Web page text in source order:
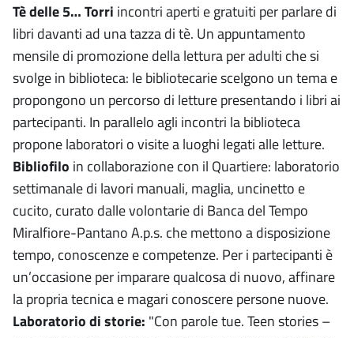
Tè delle 5… Torri incontri aperti e gratuiti per parlare di
libri davanti ad una tazza di tè. Un appuntamento
mensile di promozione della lettura per adulti che si
svolge in biblioteca: le bibliotecarie scelgono un tema e
propongono un percorso di letture presentando i libri ai
partecipanti. In parallelo agli incontri la biblioteca
propone laboratori o visite a luoghi legati alle letture.
Bibliofilo in collaborazione con il Quartiere: laboratorio
settimanale di lavori manuali, maglia, uncinetto e
cucito, curato dalle volontarie di Banca del Tempo
Miralfiore-Pantano A.p.s. che mettono a disposizione
tempo, conoscenze e competenze. Per i partecipanti è
un’occasione per imparare qualcosa di nuovo, affinare
la propria tecnica e magari conoscere persone nuove.
Laboratorio di storie: "Con parole tue. Teen stories –